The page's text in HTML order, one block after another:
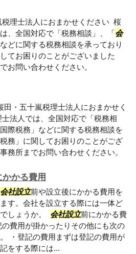
理士法人におまかせください 桜
、全国対応で「税務相談」、「会
どに関する税務相談を承っており
てお困りのことがございました
お問い合わせください。
田・五十嵐税理士法人におまかせく
法人では、全国対応で「税務相
際税務」などに関する税務相談を
務」に関してお困りのことがござ
務所までお問い合わせください。
かる費用
会社設立前や設立後にかかる費用を
す。会社を設立する際には一体ど
しょうか。 会社設立前にかかる費
費用が掛かったりその他にも次の
・登記の費用まずは登記の費用が
をする際には...